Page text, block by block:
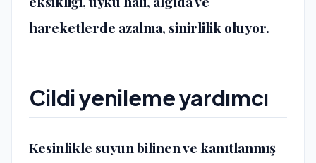
hareketlerde azalma, sinirlilik oluyor.
Cildi yenileme yardımcı
Kesinlikle suyun bilinen ve kanıtlanmış